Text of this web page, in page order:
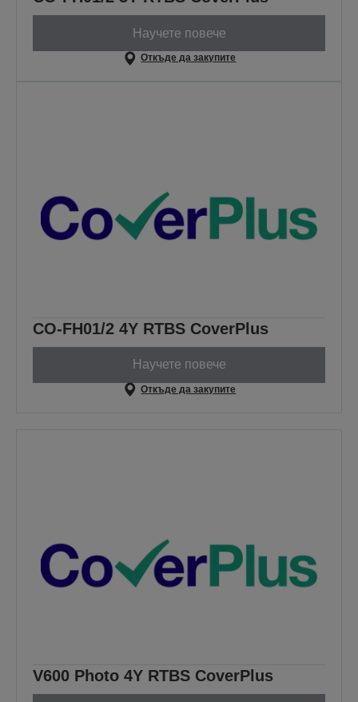
Научете повече
Откъде да закупите
CO-FH01/2 4Y RTBS CoverPlus
Научете повече
Откъде да закупите
V600 Photo 4Y RTBS CoverPlus